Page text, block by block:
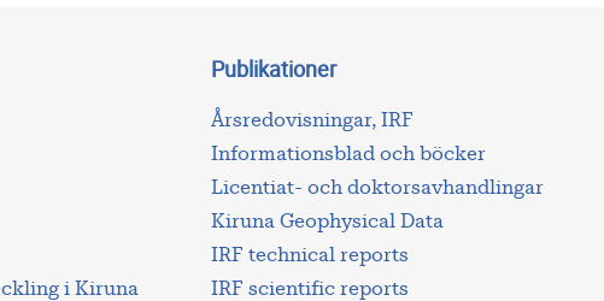
i Kiruna
Publikationer
Årsredovisningar, IRF
Informationsblad och böcker
Licentiat- och doktorsavhandlingar
Kiruna Geophysical Data
IRF technical reports
IRF scientific reports